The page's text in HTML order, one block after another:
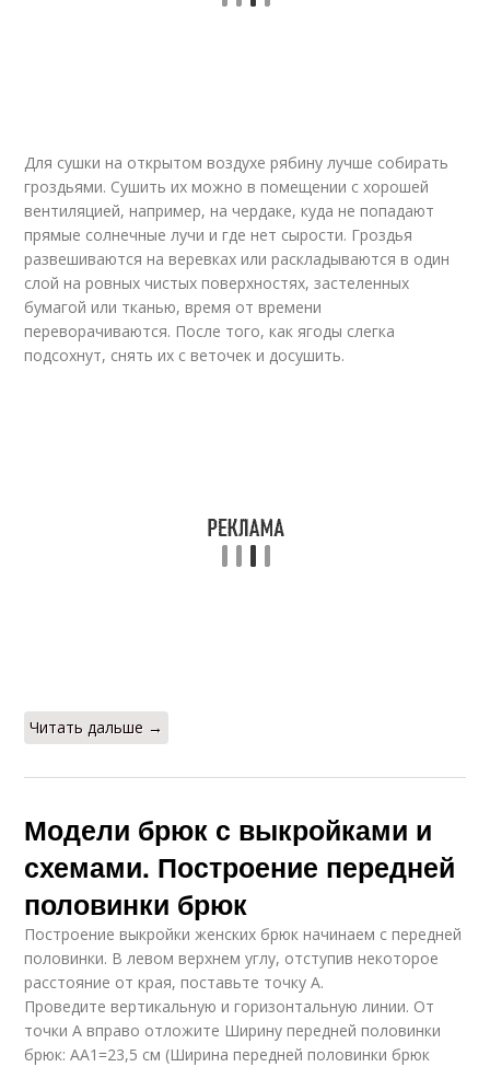
Для сушки на открытом воздухе рябину лучше собирать
гроздьями. Сушить их можно в помещении с хорошей
вентиляцией, например, на чердаке, куда не попадают
прямые солнечные лучи и где нет сырости. Гроздья
развешиваются на веревках или раскладываются в один
слой на ровных чистых поверхностях, застеленных
бумагой или тканью, время от времени
переворачиваются. После того, как ягоды слегка
подсохнут, снять их с веточек и досушить.
Читать дальше →
Модели брюк с выкройками и
схемами. Построение передней
половинки брюк
Построение выкройки женских брюк начинаем с передней
половинки. В левом верхнем углу, отступив некоторое
расстояние от края, поставьте точку А.
Проведите вертикальную и горизонтальную линии. От
точки А вправо отложите Ширину передней половинки
брюк: АА1=23,5 см (Ширина передней половинки брюк